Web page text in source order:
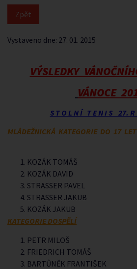
Vystaveno dne: 27. 01. 2015
VÝSLEDKY
VÁNOCE
S T O L N Í T E N I S 27. R
MLÁDEŽNICKÁ KATEGORIE DO 17 LET
KOZÁK TOMÁŠ
KOZÁK DAVID
STRASSER PAVEL
STRASSER JAKUB
KOZÁK JAKUB
KATEGORIE DOSPĚLÍ
PETR MILOŠ
FRIEDRICH TOMÁŠ
BARTŮNĚK FRANTIŠEK